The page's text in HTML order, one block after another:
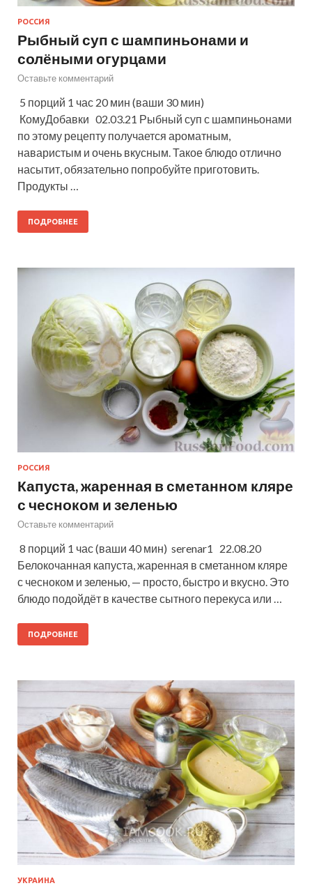
РОССИЯ
Рыбный суп с шампиньонами и
солёными огурцами
Оставьте комментарий
5 порций 1 час 20 мин (ваши 30 мин)
КомуДобавки 02.03.21 Рыбный суп с шампиньонами
по этому рецепту получается ароматным,
наваристым и очень вкусным. Такое блюдо отлично
насытит, обязательно попробуйте приготовить.
Продукты …
ПОДРОБНЕЕ
РОССИЯ
Капуста, жаренная в сметанном кляре
с чесноком и зеленью
Оставьте комментарий
8 порций 1 час (ваши 40 мин) serenar1 22.08.20
Белокочанная капуста, жаренная в сметанном кляре
с чесноком и зеленью, — просто, быстро и вкусно. Это
блюдо подойдёт в качестве сытного перекуса или …
ПОДРОБНЕЕ
УКРАИНА